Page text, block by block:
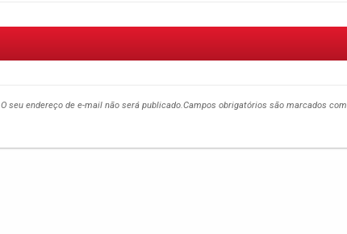
O seu endereço de e-mail não será publicado.Campos obrigatórios são marcados com